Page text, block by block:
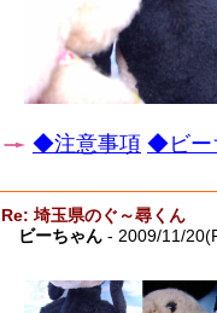
◆注意事項 ◆ビー
Re: 埼玉県のぐ～尋くん
ビーちゃん - 2009/11/